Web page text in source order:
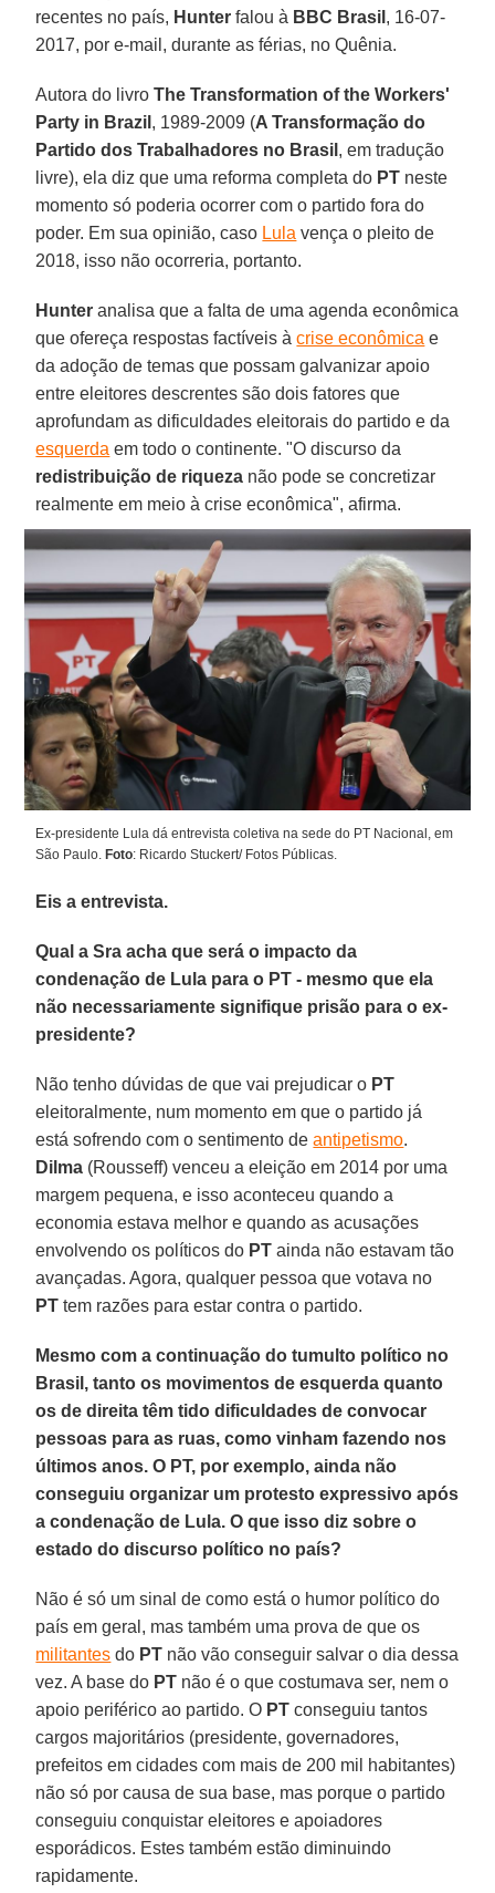
recentes no país, Hunter falou à BBC Brasil , 16-07-
2017, por e-mail, durante as férias, no Quênia.
Autora do livroThe Transformation of the Workers'
Party in Brazil , 1989-2009 (A Transformação do
Partido dos Trabalhadores no Brasil , em tradução
livre), ela diz que uma reforma completa do PT neste
momento só poderia ocorrer com o partido fora do
poder. Em sua opinião, caso Lula vença o pleito de
2018, isso não ocorreria, portanto.
Hunter analisa que a falta de uma agenda econômica
que ofereça respostas factíveis àcrise econômica e
da adoção de temas que possam galvanizar apoio
entre eleitores descrentes são dois fatores que
aprofundam as dificuldades eleitorais do partido e da
esquerda em todo o continente. "O discurso da
redistribuição de riqueza não pode se concretizar
realmente em meio à crise econômica", afirma.
Ex-presidente Lula dá entrevista coletiva na sede do PT Nacional, em
São Paulo. Foto: Ricardo Stuckert/ Fotos Públicas.
Eis a entrevista.
Qual a Sra acha que será o impacto da
condenação de Lula para o PT - mesmo que ela
não necessariamente signifique prisão para o ex-
presidente?
Não tenho dúvidas de que vai prejudicar o PT
eleitoralmente, num momento em que o partido já
está sofrendo com o sentimento deantipetismo.
Dilma (Rousseff) venceu a eleição em 2014 por uma
margem pequena, e isso aconteceu quando a
economia estava melhor e quando as acusações
envolvendo os políticos do PT ainda não estavam tão
avançadas. Agora, qualquer pessoa que votava no
PT tem razões para estar contra o partido.
Mesmo com a continuação do tumulto político no
Brasil, tanto os movimentos de esquerda quanto
os de direita têm tido dificuldades de convocar
pessoas para as ruas, como vinham fazendo nos
últimos anos. O PT, por exemplo, ainda não
conseguiu organizar um protesto expressivo após
a condenação de Lula. O que isso diz sobre o
estado do discurso político no país?
Não é só um sinal de como está o humor político do
país em geral, mas também uma prova de que os
militantes do PT não vão conseguir salvar o dia dessa
vez. A base do PT não é o que costumava ser, nem o
apoio periférico ao partido. O PT conseguiu tantos
cargos majoritários (presidente, governadores,
prefeitos em cidades com mais de 200 mil habitantes)
não só por causa de sua base, mas porque o partido
conseguiu conquistar eleitores e apoiadores
esporádicos. Estes também estão diminuindo
rapidamente.